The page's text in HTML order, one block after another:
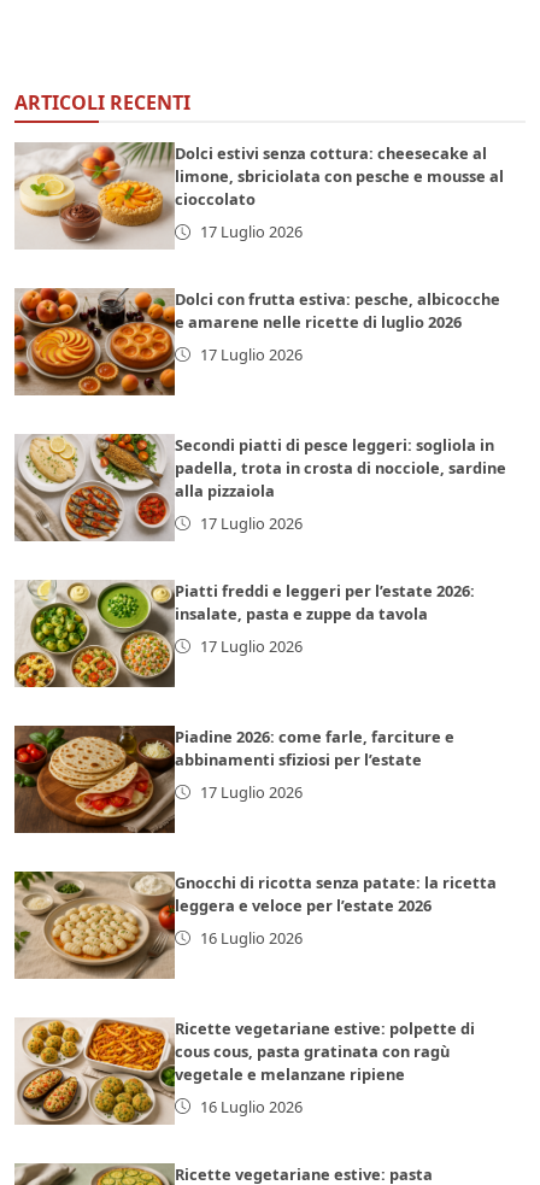
ARTICOLI RECENTI
Dolci estivi senza cottura: cheesecake al
limone, sbriciolata con pesche e mousse al
cioccolato
17 Luglio 2026
Dolci con frutta estiva: pesche, albicocche
e amarene nelle ricette di luglio 2026
17 Luglio 2026
Secondi piatti di pesce leggeri: sogliola in
padella, trota in crosta di nocciole, sardine
alla pizzaiola
17 Luglio 2026
Piatti freddi e leggeri per l’estate 2026:
insalate, pasta e zuppe da tavola
17 Luglio 2026
Piadine 2026: come farle, farciture e
abbinamenti sfiziosi per l’estate
17 Luglio 2026
Gnocchi di ricotta senza patate: la ricetta
leggera e veloce per l’estate 2026
16 Luglio 2026
Ricette vegetariane estive: polpette di
cous cous, pasta gratinata con ragù
vegetale e melanzane ripiene
16 Luglio 2026
Ricette vegetariane estive: pasta